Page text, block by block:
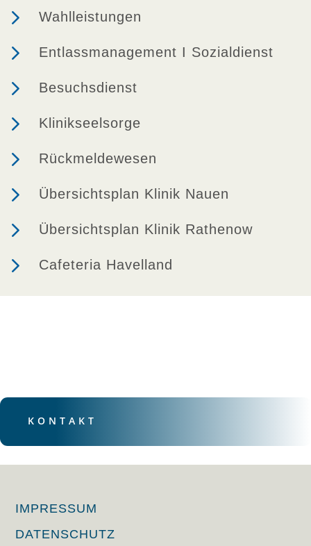
5 Wahlleistungen
5 Entlassmanagement I Sozialdienst
5 Besuchsdienst
5 Klinikseelsorge
5 Rückmeldewesen
5 Übersichtsplan Klinik Nauen
5 Übersichtsplan Klinik Rathenow
5 Cafeteria Havelland
KONTAKT
IMPRESSUM
DATENSCHUTZ